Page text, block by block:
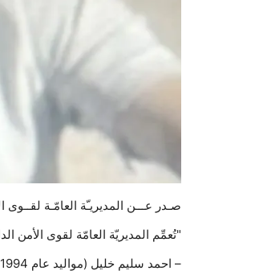
صـدر عـــن المديريـّة العامّـة لقــوى
"تُعمِّم المديريّة العامّة لقوى الأمن
– احمد سليم خليل (مواليد عام 1994، لبناني)